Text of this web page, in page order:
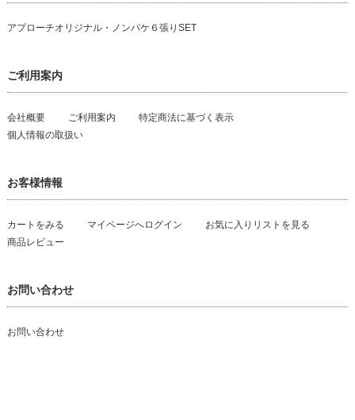
アプローチオリジナル・ノンパケ６張りSET
ご利用案内
会社概要 ご利用案内
特定商法に基づく表示
個人情報の取扱い
お客様情報
カートをみる マイページへログイン
お気に入りリストを見る
商品レビュー
お問い合わせ
お問い合わせ